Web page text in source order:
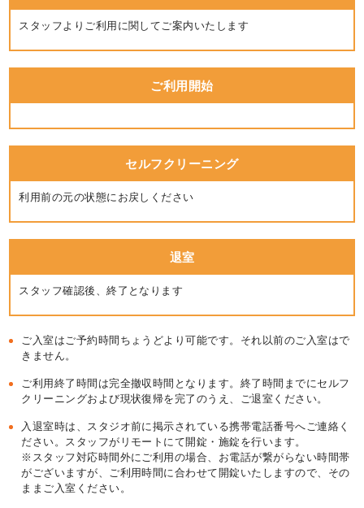
スタッフよりご利用に関してご案内いたします
ご利用開始
セルフクリーニング
利用前の元の状態にお戻しください
退室
スタッフ確認後、終了となります
ご入室はご予約時間ちょうどより可能です。それ以前のご入室はで
きません。
ご利用終了時間は完全撤収時間となります。終了時間までにセルフ
クリーニングおよび現状復帰を完了のうえ、ご退室ください。
入退室時は、スタジオ前に掲示されている携帯電話番号へご連絡く
ださい。スタッフがリモートにて開錠・施錠を行います。
※スタッフ対応時間外にご利用の場合、お電話が繋がらない時間帯
がございますが、ご利用時間に合わせて開錠いたしますので、その
ままご入室ください。